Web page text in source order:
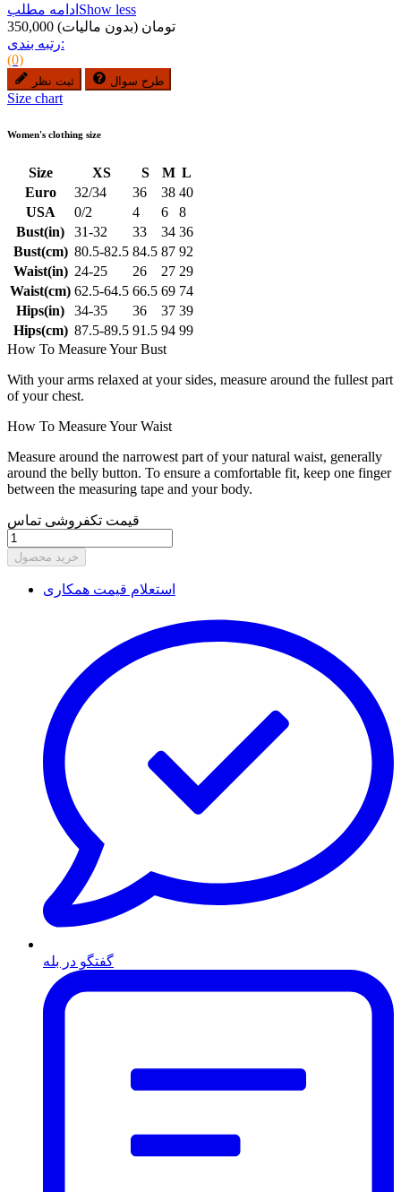
ادامه مطلب Show less
350,000 تومان (بدون مالیات)
رتبه بندی:
(0)
ثبت نظر طرح سوال
Size chart
Women's clothing size
Size XS S M L
Euro
32/34 36 38 40
USA
0/2 4 6
8
Bust(in)
31-32 33 34 36
Bust(cm) 80.5-82.5 84.5 87 92
Waist(in) 24-25 26 27 29
Waist(cm) 62.5-64.5 66.5 69 74
Hips(in)
34-35 36 37 39
Hips(cm) 87.5-89.5 91.5 94 99
How To Measure Your Bust
With your arms relaxed at your sides, measure around the fullest part
of your chest.
How To Measure Your Waist
Measure around the narrowest part of your natural waist, generally
around the belly button. To ensure a comfortable fit, keep one finger
between the measuring tape and your body.
قیمت تکفروشی تماس
خرید محصول
استعلام قیمت همکاری
گفتگو در بله